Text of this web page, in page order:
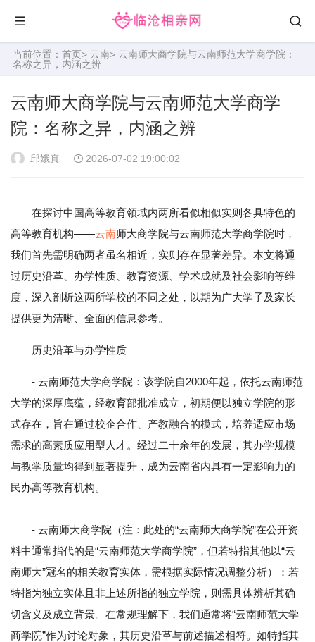
当前位置： 首页> 云南> 云南师大商学院与云南师范大学商学院：
名称之异，内涵之辨
云南师大商学院与云南师范大学商学
院：名称之异，内涵之辨
邱娥真 2026-07-02 19:00:02
在探讨中国高等教育领域内两所看似相似实则各具特色的
高等教育机构——云南师大商学院与云南师范大学商学院时，
我们首先需明确两者虽名相近，实则存在显著差异。本文将通
过历史沿革、办学性质、教育资源、学术成就及社会影响等维
度，深入剖析这两所学校的不同之处，以期为广大学子及家长
提供更为清晰、全面的信息参考。
历史沿革与办学性质
- 云南师范大学商学院：该学院自2000年起，依托云南师范
大学的深厚底蕴，经教育部批准成立，初期便以独立学院的形
式存在，旨在通过校企合作、产教融合的模式，培养适应市场
需求的高素质应用型人才。经过二十余年的发展，其办学规模
与教学质量均得到显著提升，成为云南省内具有一定影响力的
民办高等教育机构。
- 云南师大商学院（注：此处的“云南师大商学院”在公开资
料中通常指代的是“云南师范大学商学院”，但若特指其他以“云
南师大”冠名的相关教育实体，需根据实际情况调整分析）：若
特指为独立实体且非上述所指的独立学院，则需具体辨析其确
切含义及成立背景。在常规理解下，我们通常将“云南师范大学
商学院”作为讨论对象，其历史沿革与前述描述相符。如特指其